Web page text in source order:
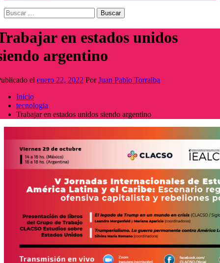
Buscar:
en estados unidos
argentino
el enero 22, 2022 PorJuan Pablo Torralba
Inicio
tecnologia
Trabajar en estados unidos siendo argentino